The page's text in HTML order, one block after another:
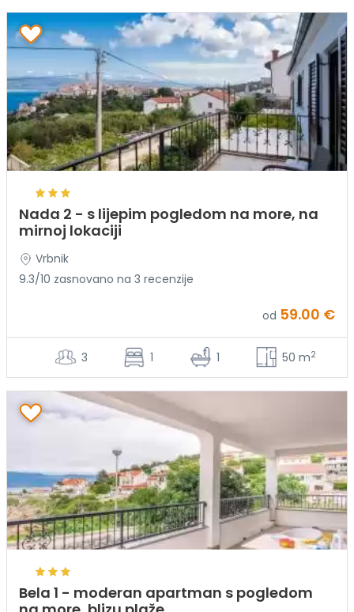
Nada 2 - s lijepim pogledom na more, na
mirnoj lokaciji
Vrbnik
9.3/10 zasnovano na 3 recenzije
od 59.00 €
3 1 1 50 m2
Bela 1 - moderan apartman s pogledom